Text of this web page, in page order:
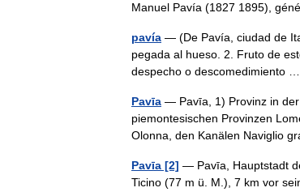
Manuel Pavía (1827 1895),
pavía — (De Pavía, ciudad de
pegada al hueso. 2. Fruto de
despecho o descomedimiento
Pavīa — Pavīa, 1) Provinz in
piemontesischen Provinzen
Olonna, den Kanälen Naviglio
Pavīa [2] — Pavīa, Hauptstadt
Ticino (77 m ü. M.), 7 km vor